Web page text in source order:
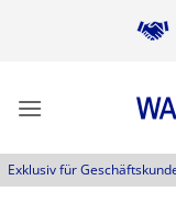
Exklusiv für